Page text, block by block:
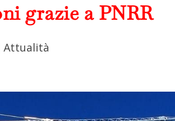
grazie a PNRR
Attualità